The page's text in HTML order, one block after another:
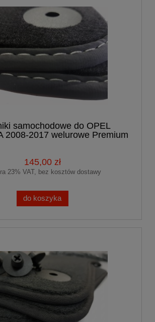
samochodowe do OPEL
2008-2017 welurowe Premium
145,00 zł
23% VAT, bez kosztów dostawy
do koszyka